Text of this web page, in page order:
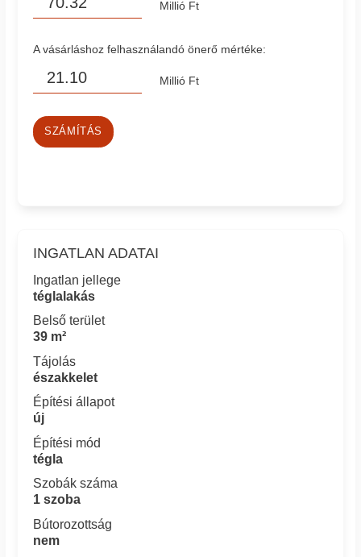
Millió Ft
A vásárláshoz felhasználandó önerő mértéke:
Millió Ft
SZÁMÍTÁS
INGATLAN ADATAI
Ingatlan jellege
téglalakás
Belső terület
39 m²
Tájolás
északkelet
Építési állapot
új
Építési mód
tégla
Szobák száma
1 szoba
Bútorozottság
nem